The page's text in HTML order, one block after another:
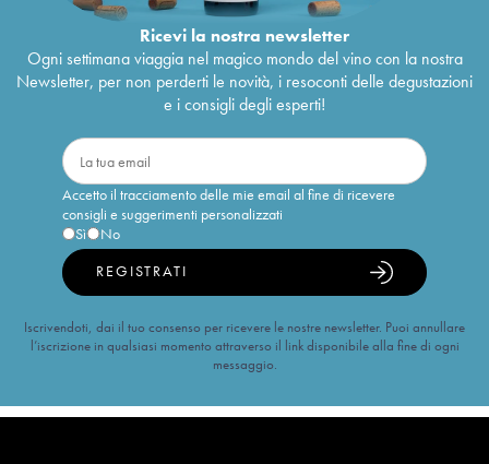
Ricevi la nostra newsletter
Ogni settimana viaggia nel magico mondo del vino con la nostra
Newsletter, per non perderti le novità, i resoconti delle degustazioni
e i consigli degli esperti!
Accetto il tracciamento delle mie email al fine di ricevere
consigli e suggerimenti personalizzati
Sì
No
REGISTRATI
Iscrivendoti, dai il tuo consenso per ricevere le nostre newsletter. Puoi annullare
l’iscrizione in qualsiasi momento attraverso il link disponibile alla fine di ogni
messaggio.